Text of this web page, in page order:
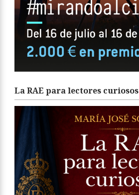
La RAE para lectores curiosos